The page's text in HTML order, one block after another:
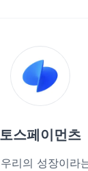
토스페이먼츠
리의 성장이라